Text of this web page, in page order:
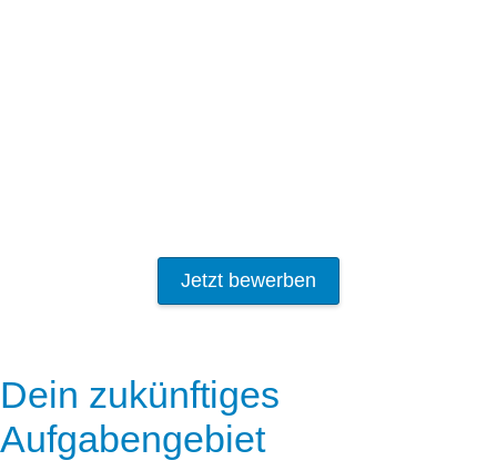
Jetzt bewerben
Dein zukünftiges
Aufgabengebiet